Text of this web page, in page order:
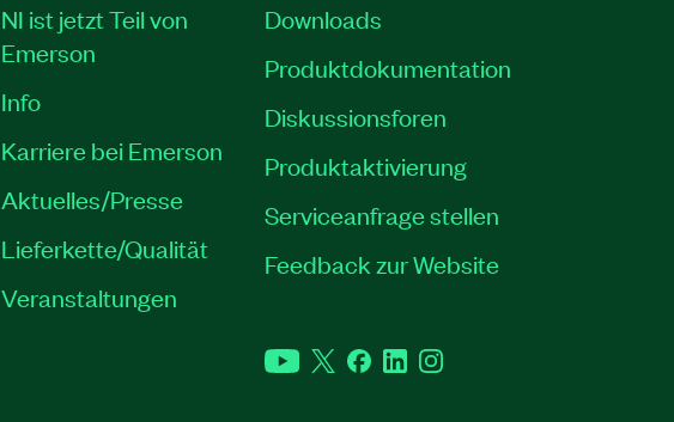
NI ist jetzt Teil von
Emerson
Info
Karriere bei Emerson
Aktuelles/Presse
Lieferkette/Qualität
Veranstaltungen
Downloads
Produktdokumentation
Diskussionsforen
Produktaktivierung
Serviceanfrage stellen
Feedback zur Website
YouTubeTwitterFacebookLinkedInInstagram